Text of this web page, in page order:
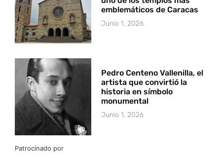
emblemáticos de Caracas
Junio 1, 2026
Pedro Centeno Vallenilla, el
artista que convirtió la
historia en símbolo
monumental
Junio 1, 2026
Patrocinado por